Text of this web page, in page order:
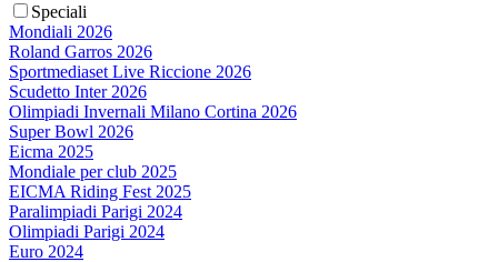
Speciali
Mondiali 2026
Roland Garros 2026
Sportmediaset Live Riccione 2026
Scudetto Inter 2026
Olimpiadi Invernali Milano Cortina 2026
Super Bowl 2026
Eicma 2025
Mondiale per club 2025
EICMA Riding Fest 2025
Paralimpiadi Parigi 2024
Olimpiadi Parigi 2024
Euro 2024